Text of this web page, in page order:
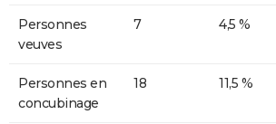
Personnes
veuves
7 4,5 %
Personnes en
concubinage
18 11,5 %